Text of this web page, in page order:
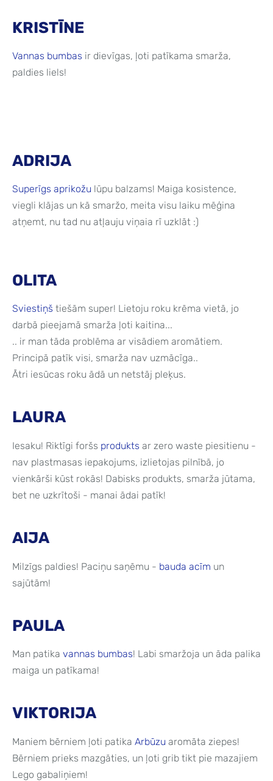
KRISTĪNE
Vannas bumbas ir dievīgas, ļoti patīkama smarža,
paldies liels!
ADRIJA
Superīgs aprikožu lūpu balzams! Maiga kosistence,
viegli klājas un kā smaržo, meita visu laiku mēģina
atņemt, nu tad nu atļauju viņaia rī uzklāt :)
OLITA
Sviestiņš tiešām super! Lietoju roku krēma vietā, jo
darbā pieejamā smarža ļoti kaitina...
.. ir man tāda problēma ar visādiem aromātiem.
Principā patīk visi, smarža nav uzmācīga..
Ātri iesūcas roku ādā un netstāj pleķus.
LAURA
Iesaku! Riktīgi foršs produkts ar zero waste piesitienu -
nav plastmasas iepakojums, izlietojas pilnībā, jo
vienkārši kūst rokās! Dabisks produkts, smarža jūtama,
bet ne uzkrītoši - manai ādai patīk!
AIJA
Milzīgs paldies! Paciņu saņēmu - bauda acīm un
sajūtām!
PAULA
Man patika vannas bumbas! Labi smaržoja un āda palika
maiga un patīkama!
VIKTORIJA
Maniem bērniem ļoti patika Arbūzu aromāta ziepes!
Bērniem prieks mazgāties, un ļoti grib tikt pie mazajiem
Lego gabaliņiem!